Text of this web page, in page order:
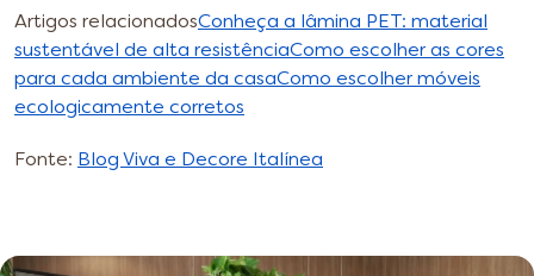
Artigos relacionadosConheça a lâmina PET: material
sustentável de alta resistênciaComo escolher as cores
para cada ambiente da casaComo escolher móveis
ecologicamente corretos
Fonte: Blog Viva e Decore Italínea